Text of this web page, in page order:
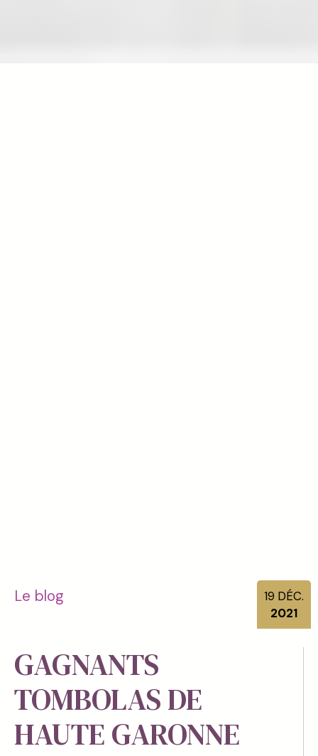
Le blog 19 DÉC.
2021
GAGNANTS
TOMBOLAS DE
HAUTE GARONNE